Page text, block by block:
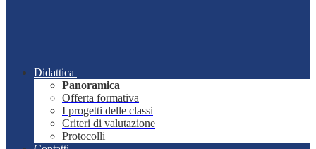
Didattica
Panoramica
Offerta formativa
I progetti delle classi
Criteri di valutazione
Protocolli